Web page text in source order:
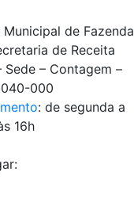
de Fazenda
de Receita
– Contagem –
000
: de segunda a
16h